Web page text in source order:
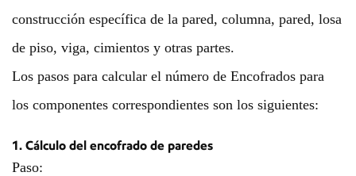
construcción específica de la pared, columna, pared, losa
de piso, viga, cimientos y otras partes.
Los pasos para calcular el número de Encofrados para
los componentes correspondientes son los siguientes:
1. Cálculo del encofrado de paredes
Paso: